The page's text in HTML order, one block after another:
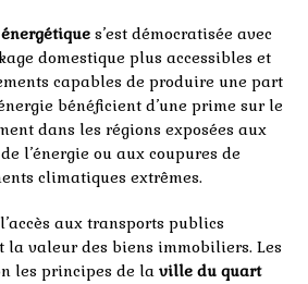
s’est démocratisée avec
domestique plus accessibles et
capables de produire une part
bénéficient d’une prime sur le
dans les régions exposées aux
l’énergie ou aux coupures de
climatiques extrêmes.
aux transports publics
la valeur des biens immobiliers. Les
les principes de la ville du quart